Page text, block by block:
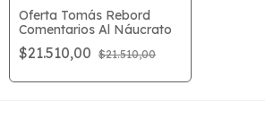
Oferta Tomás Rebord
Comentarios Al Náucrato
$21.510,00 $21.510,00